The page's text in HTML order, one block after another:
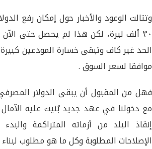
٣٠ ألف ليرة، لكن هذا لم يحصل حتى
الحد غير كاف وتبقى خسارة المودعين
موافقا لسعر السوق .
مع دخولنا في عهد جديد بُنيت عليه
إنقاذ البلد من أزماته المتراكمة
الإصلاحات المطلوبة وكل ما هو مطلوب